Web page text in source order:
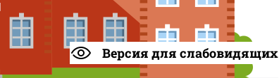
Версия для слабовидящих